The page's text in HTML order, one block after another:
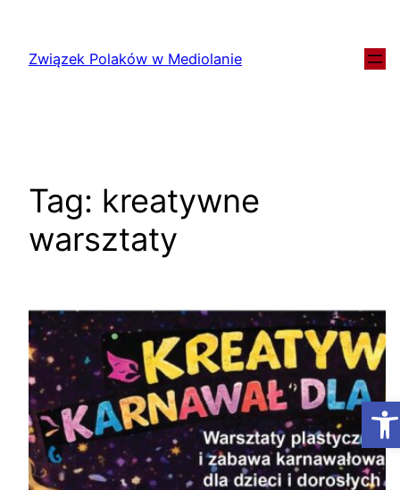
Związek Polaków w Mediolanie
Tag: kreatywne
warsztaty